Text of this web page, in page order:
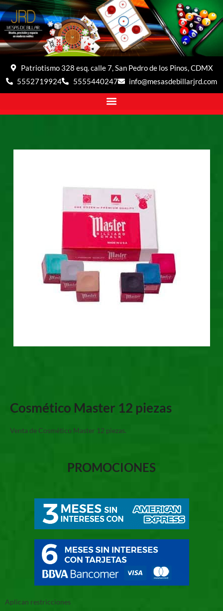
Patriotismo 328 esq. calle 7, San Pedro de los Pinos, CDMX
5552719924
5555440247 info@mesasdebillarjrd.com
Cosmético Master 12 piezas
Venta de Cosmético Master 12 piezas.
PROMOCIONES
Aplican restricciones